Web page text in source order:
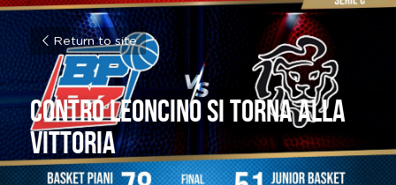
Return to site
Contro Leoncino si torna alla
vittoria